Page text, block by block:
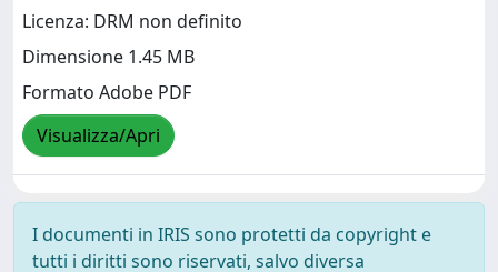
Licenza: DRM non definito
Dimensione 1.45 MB
Formato Adobe PDF
Visualizza/Apri
I documenti in IRIS sono protetti da copyright e
tutti i diritti sono riservati, salvo diversa